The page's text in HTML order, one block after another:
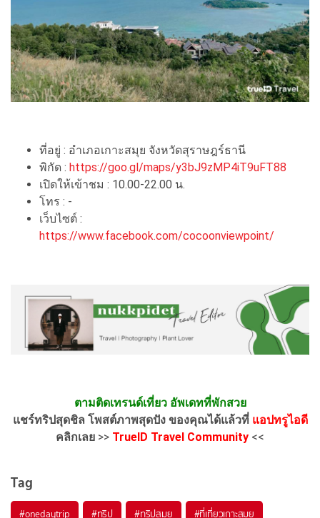
ที่อยู่ : อำเภอเกาะสมุย จังหวัดสุราษฎร์ธานี
พิกัด : https://goo.gl/maps/y3bJ9zMP4iT9uFT88
เปิดให้เข้าชม : 10.00-22.00 น.
โทร : -
เว็บไซต์ :
https://www.facebook.com/cocoonviewpoint/
ตามติดเทรนด์เที่ยว อัพเดทที่พักสวย
แชร์ทริปสุดชิล โพสต์ภาพสุดปัง ของคุณได้แล้วที่ แอปทรูไอดี
คลิกเลย >> TrueID Travel Community <<
Tag
#onedaytrip #ทริป #ทริปสมุย #ที่เที่ยวเกาะสมุย